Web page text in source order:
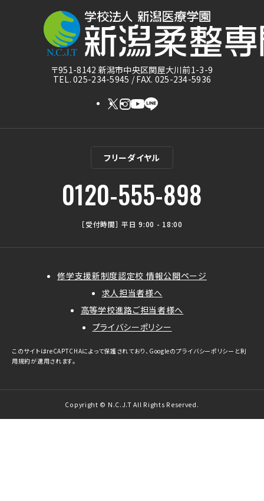
〒951-8142 新潟市中央区関屋大川前1-3-9
TEL. 025-234-5945 / FAX. 025-234-5936
フリーダイヤル
0120-555-898
［受付時間］ 平日 9:00 - 18:00
修学支援新制度認定校 情報公開ページ
求人担当者様へ
高等学校進路ご担当者様へ
プライバシーポリシー
Copyright © N.C.J.T All Rights Reserved.
このサイトはreCAPTCHAによって保護されており、Googleのプライバシーポリシー と利
用規約が適用されます。